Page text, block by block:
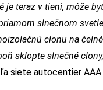
je teraz v tieni, môže
slnečnom
clonu na
sklopte slnečné
siete autocentier AAA